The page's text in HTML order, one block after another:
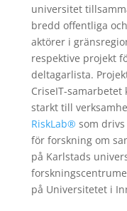
universitet
bredd offentliga
aktörer i
respektive projekt
deltagarlista. P
CriseIT-samarbetet
starkt till
RiskLab®som
för forskning om
på Karlstads
på Universitetet i